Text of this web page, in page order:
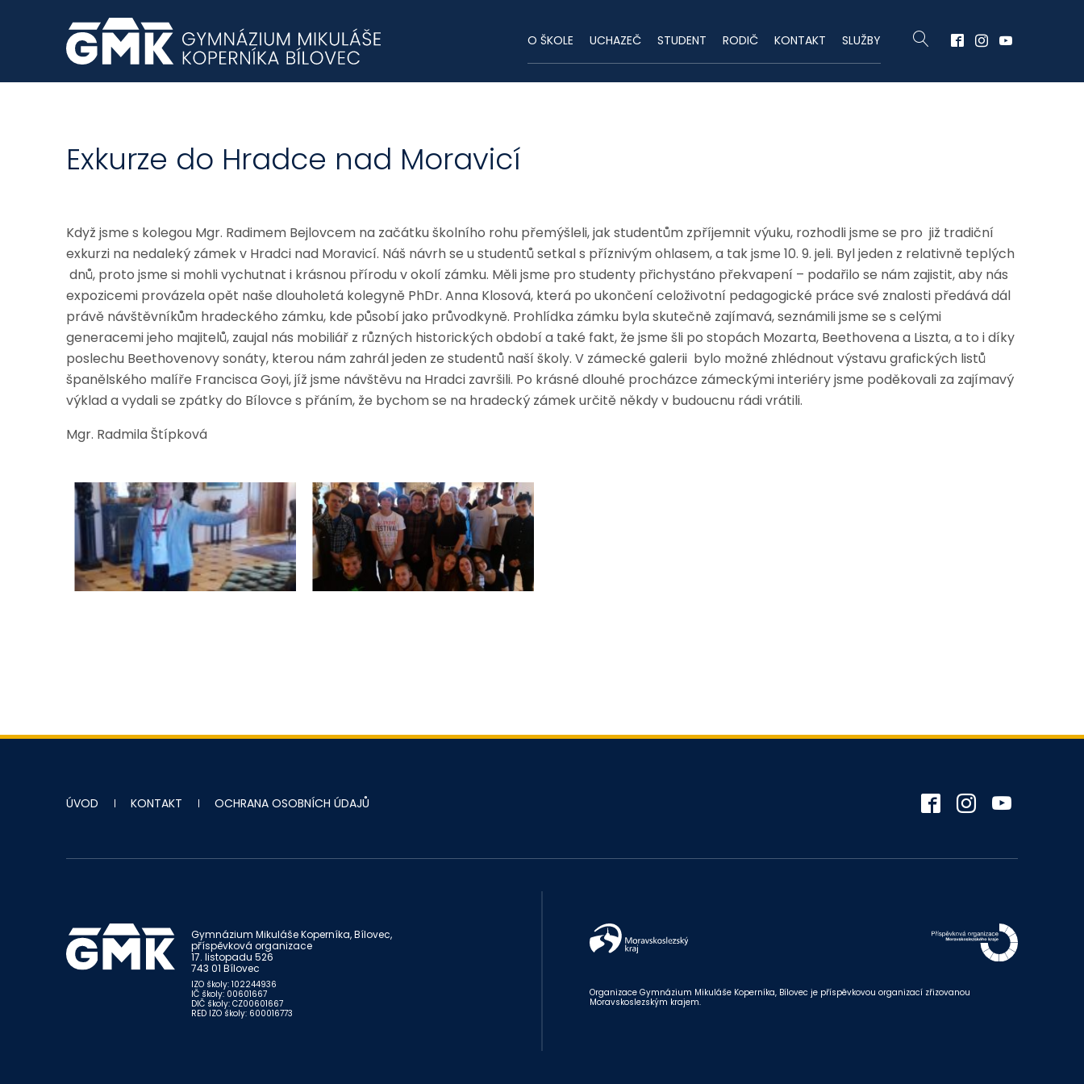
O ŠKOLE UCHAZEČ STUDENT RODIČ KONTAKT SLUŽBY
Exkurze do Hradce nad Moravicí
Když jsme s kolegou Mgr. Radimem Bejlovcem na začátku školního rohu přemýšleli, jak studentům zpříjemnit výuku, rozhodli jsme se pro již tradiční
exkurzi na nedaleký zámek v Hradci nad Moravicí. Náš návrh se u studentů setkal s příznivým ohlasem, a tak jsme 10. 9. jeli. Byl jeden z relativně teplých
dnů, proto jsme si mohli vychutnat i krásnou přírodu v okolí zámku. Měli jsme pro studenty přichystáno překvapení – podařilo se nám zajistit, aby nás
expozicemi provázela opět naše dlouholetá kolegyně PhDr. Anna Klosová, která po ukončení celoživotní pedagogické práce své znalosti předává dál
právě návštěvníkům hradeckého zámku, kde působí jako průvodkyně. Prohlídka zámku byla skutečně zajímavá, seznámili jsme se s celými
generacemi jeho majitelů, zaujal nás mobiliář z různých historických období a také fakt, že jsme šli po stopách Mozarta, Beethovena a Liszta, a to i díky
poslechu Beethovenovy sonáty, kterou nám zahrál jeden ze studentů naší školy. V zámecké galerii bylo možné zhlédnout výstavu grafických listů
španělského malíře Francisca Goyi, jíž jsme návštěvu na Hradci završili. Po krásné dlouhé procházce zámeckými interiéry jsme poděkovali za zajímavý
výklad a vydali se zpátky do Bílovce s přáním, že bychom se na hradecký zámek určitě někdy v budoucnu rádi vrátili.
Mgr. Radmila Štípková
ÚVOD KONTAKT OCHRANA OSOBNÍCH ÚDAJŮ
Gymnázium Mikuláše Koperníka, Bílovec,
příspěvková organizace
17. listopadu 526
743 01 Bílovec
IZO školy: 102244936
IČ školy: 00601667
DIČ školy: CZ00601667
RED IZO školy: 600016773
Organizace Gymnázium Mikuláše Koperníka, Bílovec je příspěvkovou organizací zřizovanou
Moravskoslezským krajem.